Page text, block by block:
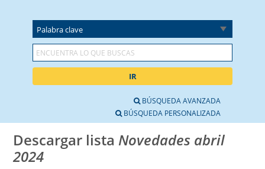
Palabra clave
IR
BÚSQUEDA AVANZADA
BÚSQUEDA PERSONALIZADA
Descargar lista Novedades abril
2024